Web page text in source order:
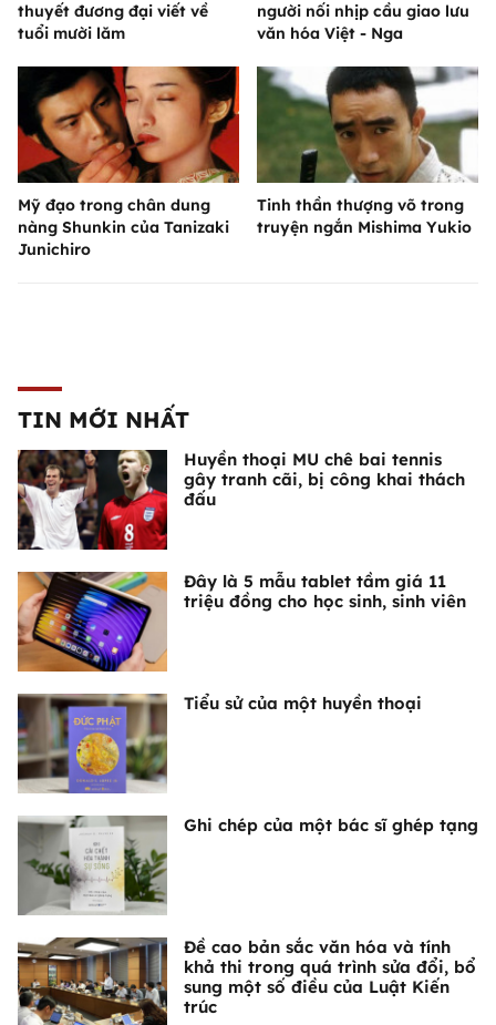
thuyết đương đại viết về
tuổi mười lăm
người nối nhịp cầu giao lưu
văn hóa Việt - Nga
Mỹ đạo trong chân dung
nàng Shunkin của Tanizaki
Junichiro
Tinh thần thượng võ trong
truyện ngắn Mishima Yukio
TIN MỚI NHẤT
Huyền thoại MU chê bai tennis
gây tranh cãi, bị công khai thách
đấu
Đây là 5 mẫu tablet tầm giá 11
triệu đồng cho học sinh, sinh viên
Tiểu sử của một huyền thoại
Ghi chép của một bác sĩ ghép tạng
Đề cao bản sắc văn hóa và tính
khả thi trong quá trình sửa đổi, bổ
sung một số điều của Luật Kiến
trúc